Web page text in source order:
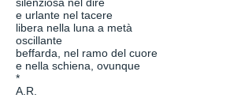
e urlante nel tacere
libera nella luna a metà
oscillante
beffarda, nel ramo del cuore
e nella schiena, ovunque
*
A.R.